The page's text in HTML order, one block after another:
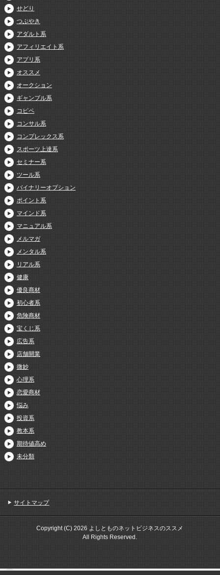
せどり
つぶやき
アダルト系
アフィリエイト系
アプリ系
オススメ
オークション
ギャンブル系
コピペ
コンサル系
コンプレックス系
スポーツ上達系
セミナー系
ツール系
バイナリーオプション
ポイント系
マインド系
マニュアル系
メルマガ
メンタル系
リアル系
健康
優良商材
初心者系
危険商材
宝くじ系
広告系
店舗開業
微妙
心理系
恋愛商材
悩み
投資系
教本系
期待値高め
未分類
サイトマップ
Copyright (C) 2026 よしとものネットビジネスのススメ
All Rights Reserved.